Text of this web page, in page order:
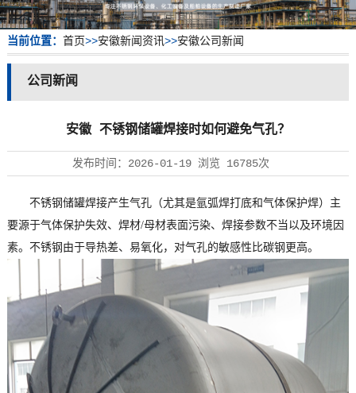
当前位置： 首页>>安徽新闻资讯>>安徽公司新闻
公司新闻
安徽 不锈钢储罐焊接时如何避免气孔？
发布时间： 2026-01-19浏览 16785次
不锈钢储罐焊接产生气孔（尤其是氩弧焊打底和气体保护焊）主
要源于气体保护失效、焊材/母材表面污染、焊接参数不当以及环境因
素。不锈钢由于导热差、易氧化，对气孔的敏感性比碳钢更高。